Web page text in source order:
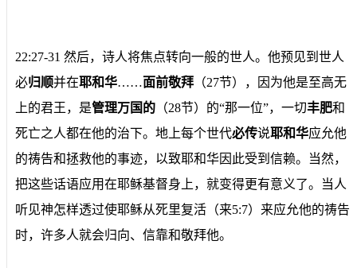
22:27-31 然后，诗人将焦点转向一般的世人。他预见到世人
必归顺并在耶和华……面前敬拜 （27节），因为他是至高无
上的君王，是管理万国的 （28节）的“那一位”，一切丰肥和
死亡之人都在他的治下。地上每个世代必传说耶和华应允他
的祷告和拯救他的事迹，以致耶和华因此受到信赖。当然，
把这些话语应用在耶稣基督身上，就变得更有意义了。当人
听见神怎样透过使耶稣从死里复活（来5:7）来应允他的祷告
时，许多人就会归向、信靠和敬拜他。